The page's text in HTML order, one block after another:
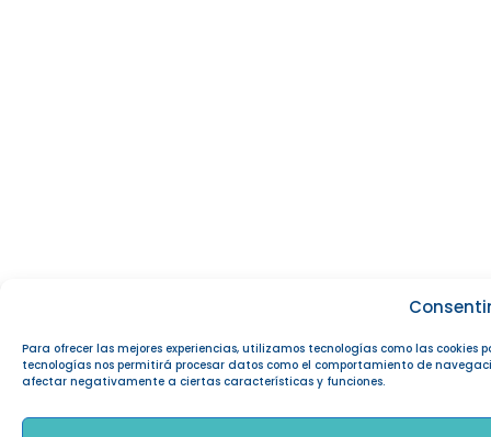
Para ofrecer las mejores experiencias, utilizamos tecnologías como las
tecnologías nos permitirá procesar datos como el comportamiento de
afectar negativamente a ciertas características y funciones.